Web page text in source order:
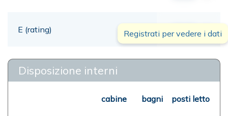
E (rating) 00,00 mt
Registrati per vedere i dati
Disposizione interni
cabine bagni posti letto